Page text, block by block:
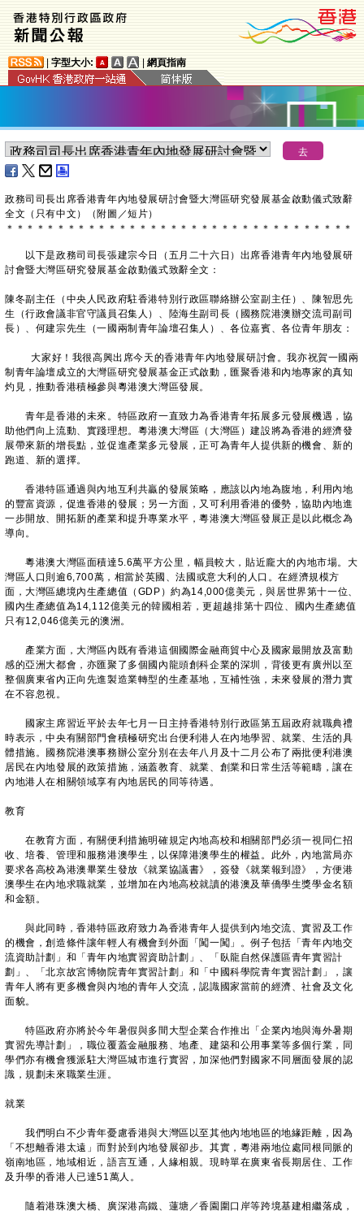
字型大小: 網頁指南
政務司司長出席香港青年內地發展研討會暨大灣區研究發展基金啟動儀式致辭
全文（只有中文）（附圖／短片）
＊ ＊ ＊ ＊ ＊ ＊ ＊ ＊ ＊ ＊ ＊ ＊ ＊ ＊ ＊ ＊ ＊ ＊ ＊ ＊ ＊ ＊ ＊ ＊ ＊ ＊ ＊ ＊ ＊ ＊ ＊ ＊ ＊ ＊
以下是政務司司長張建宗今日（五月二十六日）出席香港青年內地發展研
討會暨大灣區研究發展基金啟動儀式致辭全文：
陳冬副主任（中央人民政府駐香港特別行政區聯絡辦公室副主任）、陳智思先
生（行政會議非官守議員召集人）、陸海生副司長（國務院港澳辦交流司副司
長）、何建宗先生（一國兩制青年論壇召集人）、各位嘉賓、各位青年朋友：
大家好！我很高興出席今天的香港青年內地發展研討會。我亦祝賀一國兩
制青年論壇成立的大灣區研究發展基金正式啟動，匯聚香港和內地專家的真知
灼見，推動香港積極參與粵港澳大灣區發展。
青年是香港的未來。特區政府一直致力為香港青年拓展多元發展機遇，協
助他們向上流動、實踐理想。粵港澳大灣區（大灣區）建設將為香港的經濟發
展帶來新的增長點，並促進產業多元發展，正可為青年人提供新的機會、新的
跑道、新的選擇。
香港特區通過與內地互利共贏的發展策略，應該以內地為腹地，利用內地
的豐富資源，促進香港的發展；另一方面，又可利用香港的優勢，協助內地進
一步開放、開拓新的產業和提升專業水平，粵港澳大灣區發展正是以此概念為
導向。
粵港澳大灣區面積達5.6萬平方公里，幅員較大，貼近龐大的內地市場。大
灣區人口則逾6,700萬，相當於英國、法國或意大利的人口。在經濟規模方
面，大灣區總境內生產總值（GDP）約為14,000億美元，與居世界第十一位、
國內生產總值為14,112億美元的韓國相若，更超越排第十四位、國內生產總值
只有12,046億美元的澳洲。
產業方面，大灣區內既有香港這個國際金融商貿中心及國家最開放及富動
感的亞洲大都會，亦匯聚了多個國內龍頭創科企業的深圳，背後更有廣州以至
整個廣東省內正向先進製造業轉型的生產基地，互補性強，未來發展的潛力實
在不容忽視。
國家主席習近平於去年七月一日主持香港特別行政區第五屆政府就職典禮
時表示，中央有關部門會積極研究出台便利港人在內地學習、就業、生活的具
體措施。國務院港澳事務辦公室分別在去年八月及十二月公布了兩批便利港澳
居民在內地發展的政策措施，涵蓋教育、就業、創業和日常生活等範疇，讓在
內地港人在相關領域享有內地居民的同等待遇。
教育
在教育方面，有關便利措施明確規定內地高校和相關部門必須一視同仁招
收、培養、管理和服務港澳學生，以保障港澳學生的權益。此外，內地當局亦
要求各高校為港澳畢業生發放《就業協議書》，簽發《就業報到證》，方便港
澳學生在內地求職就業，並增加在內地高校就讀的港澳及華僑學生獎學金名額
和金額。
與此同時，香港特區政府致力為香港青年人提供到內地交流、實習及工作
的機會，創造條件讓年輕人有機會到外面「闖一闖」。例子包括「青年內地交
流資助計劃」和「青年內地實習資助計劃」、「臥龍自然保護區青年實習計
劃」、「北京故宮博物院青年實習計劃」和「中國科學院青年實習計劃」，讓
青年人將有更多機會與內地的青年人交流，認識國家當前的經濟、社會及文化
面貌。
特區政府亦將於今年暑假與多間大型企業合作推出「企業內地與海外暑期
實習先導計劃」，職位覆蓋金融服務、地產、建築和公用事業等多個行業，同
學們亦有機會獲派駐大灣區城市進行實習，加深他們對國家不同層面發展的認
識，規劃未來職業生涯。
就業
我們明白不少青年憂慮香港與大灣區以至其他內地地區的地緣距離，因為
「不想離香港太遠」而對於到內地發展卻步。其實，粵港兩地位處同根同脈的
嶺南地區，地域相近，語言互通，人緣相親。現時單在廣東省長期居住、工作
及升學的香港人已達51萬人。
隨着港珠澳大橋、廣深港高鐵、蓮塘／香園圍口岸等跨境基建相繼落成，